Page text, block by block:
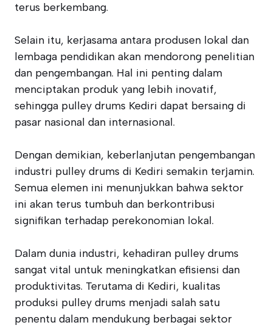
terus berkembang.
Selain itu, kerjasama antara produsen lokal dan
lembaga pendidikan akan mendorong penelitian
dan pengembangan. Hal ini penting dalam
menciptakan produk yang lebih inovatif,
sehingga pulley drums Kediri dapat bersaing di
pasar nasional dan internasional.
Dengan demikian, keberlanjutan pengembangan
industri pulley drums di Kediri semakin terjamin.
Semua elemen ini menunjukkan bahwa sektor
ini akan terus tumbuh dan berkontribusi
signifikan terhadap perekonomian lokal.
Dalam dunia industri, kehadiran pulley drums
sangat vital untuk meningkatkan efisiensi dan
produktivitas. Terutama di Kediri, kualitas
produksi pulley drums menjadi salah satu
penentu dalam mendukung berbagai sektor